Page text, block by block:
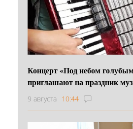
Концерт «Под небом
приглашают на праздник
9 августа 10:44